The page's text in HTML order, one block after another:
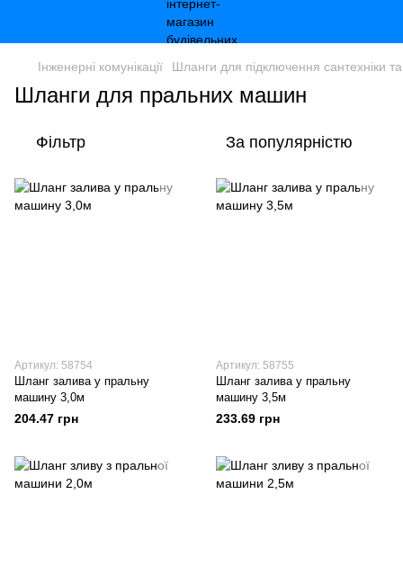
Інженерні комунікації Шланги для підключення сантехніки
Шланги для пральних машин
Фільтр За популярністю
Артикул: 58754
Шланг залива у пральну
машину 3,0м
204.47 грн
Артикул: 58755
Шланг залива у пральну
машину 3,5м
233.69 грн